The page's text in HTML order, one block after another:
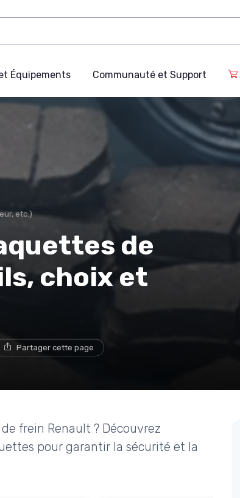
Équipements Communauté et Support
etc.)
de
choix et
Partager cette page
frein Renault ? Découvrez
pour garantir la sécurité et la